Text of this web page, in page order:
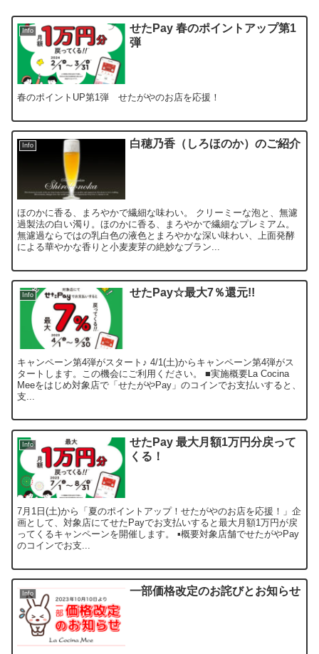
Info
せたPay 春のポイントアップ第1
弾
春のポイントUP第1弾 せたがやのお店を応援！
Info 白穂乃香（しろほのか）のご紹介
ほのかに香る、まろやかで繊細な味わい。 クリーミーな泡と、無濾
過製法の白い濁り。ほのかに香る、まろやかで繊細なプレミアム。
無濾過ならではの乳白色の液色とまろやかな深い味わい、上面発酵
による華やかな香りと小麦麦芽の絶妙なブラン...
Info せたPay☆最大7％還元!!
キャンペーン第4弾がスタート♪ 4/1(土)からキャンペーン第4弾がス
タートします。この機会にご利用ください。 ■実施概要La Cocina
Meeをはじめ対象店で「せたがやPay」のコインでお支払いすると、
支...
Info
せたPay 最大月額1万円分戻って
くる！
7月1日(土)から「夏のポイントアップ！せたがやのお店を応援！」企
画として、対象店にてせたPayでお支払いすると最大月額1万円が戻
ってくるキャンペーンを開催します。 ▪️概要対象店舗でせたがやPay
のコインでお支...
Info 一部価格改定のお詫びとお知らせ